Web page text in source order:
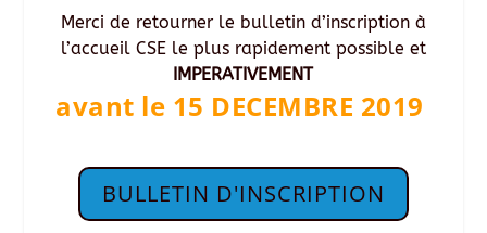
Merci de retourner le bulletin d’inscription à
l’accueil CSE le plus rapidement possible et
IMPERATIVEMENT
avant le 15 DECEMBRE 2019
BULLETIN D'INSCRIPTION